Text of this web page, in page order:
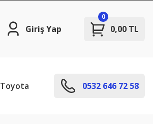
Giriş Yap 0,00 TL
0
Toyota 0532 646 72 58